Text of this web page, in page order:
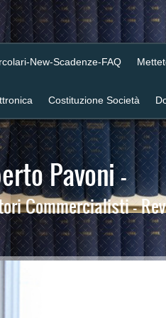
New-Scadenze-FAQ
Costituzione Società
Pavoni -
Commercialisti -